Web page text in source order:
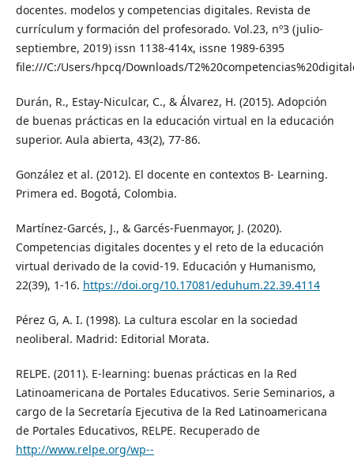
docentes. modelos y competencias digitales. Revista de
currículum y formación del profesorado. Vol.23, nº3 (julio-
septiembre, 2019) issn 1138-414x, issne 1989-6395
file:///C:/Users/hpcq/Downloads/
Durán, R., Estay-Niculcar, C., & Álvarez, H. (2015). Adopción
de buenas prácticas en la educación virtual en la educación
superior. Aula abierta, 43(2), 77-86.
González et al. (2012). El docente en contextos B- Learning.
Primera ed. Bogotá, Colombia.
Martínez-Garcés, J., & Garcés-Fuenmayor, J. (2020).
Competencias digitales docentes y el reto de la educación
virtual derivado de la covid-19. Educación y Humanismo,
22(39), 1-16. https://doi.org/10.17081/eduhum.22.39.4114
Pérez G, A. I. (1998). La cultura escolar en la sociedad
neoliberal. Madrid: Editorial Morata.
RELPE. (2011). E-­learning: buenas prácticas en la Red
Latinoamericana de Portales Educativos. Serie Seminarios, a
cargo de la Secretaría Ejecutiva de la Red Latinoamericana
de Portales Educativos, RELPE. Recuperado de
http://www.relpe.org/wp-­